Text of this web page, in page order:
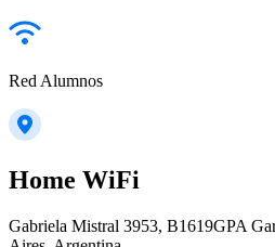
Red Alumnos
Home WiFi
Gabriela Mistral 3953, B1619GPA